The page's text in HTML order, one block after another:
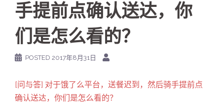
手提前点确认送达，你
们是怎么看的？
POSTED 2017年8月31日
[问与答] 对于饿了么平台，送餐迟到，然后骑手提前点
确认送达，你们是怎么看的？